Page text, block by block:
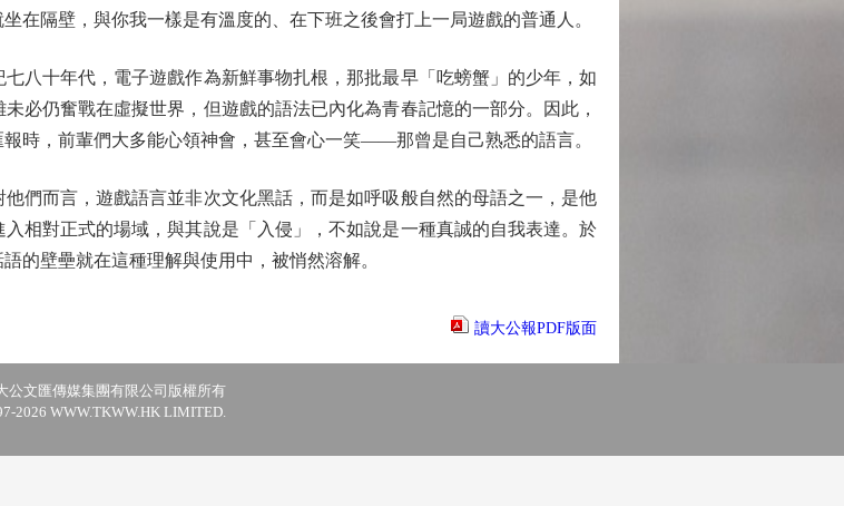
在隔壁，與你我一樣是有溫度的、在下班之後會打上一局遊戲的普通人。
十年代，電子遊戲作為新鮮事物扎根，那批最早「吃螃蟹」的少年，如
必仍奮戰在虛擬世界，但遊戲的語法已內化為青春記憶的一部分。因此，
時，前輩們大多能心領神會，甚至會心一笑——那曾是自己熟悉的語言。
而言，遊戲語言並非次文化黑話，而是如呼吸般自然的母語之一，是他
相對正式的場域，與其說是「入侵」，不如說是一種真誠的自我表達。於
的壁壘就在這種理解與使用中，被悄然溶解。
讀大公報PDF版面
公文匯傳媒集團有限公司版權所有
2026 WWW.TKWW.HK LIMITED.